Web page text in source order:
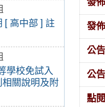
[ 高中部 ] 註
學校免試入
關說明及附
發
公
公
點